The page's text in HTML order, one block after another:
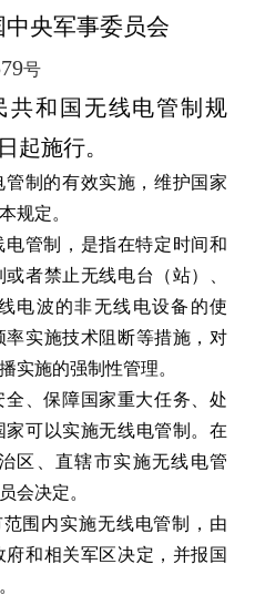
央军事委员会
号
共和国无线电管制规
起施行。
管制的有效实施，维护国家
规定。
电管制，是指在特定时间和
者禁止无线电台（站）、
电波的非无线电设备的使
实施技术阻断等措施，对
实施的强制性管理。
全、保障国家重大任务、处
可以实施无线电管制。在
区、直辖市实施无线电管
会决定。
围内实施无线电管制，由
和相关军区决定，并报国